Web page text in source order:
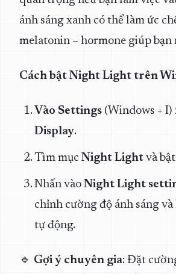
ánh sáng xanh có thể làm ức
melatonin – hormone giúp bạn
Cách bật Night Light trên
Vào Settings (Windows + I)
Display.
Tìm mụcNight Light và
Nhấn vàoNight Light
chỉnh cường độ ánh sáng
tự động.
🔹 Gợi ý chuyên gia: Đặt